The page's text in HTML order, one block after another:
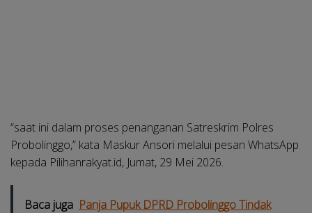
“saat ini dalam proses penanganan Satreskrim Polres
Probolinggo,” kata Maskur Ansori melalui pesan WhatsApp
kepada Pilihanrakyat.id, Jumat, 29 Mei 2026.
Baca juga Panja Pupuk DPRD Probolinggo Tindak